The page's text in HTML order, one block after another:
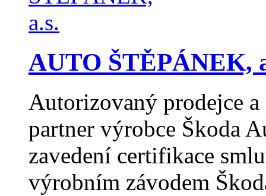
AUTO ŠTĚPÁNEK,
Autorizovaný prodejce
partner výrobce Škoda
zavedení certifikace
výrobním závodem